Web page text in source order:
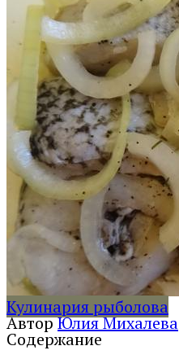
Кулинария рыболова
АвторЮлия Михалева
Содержание